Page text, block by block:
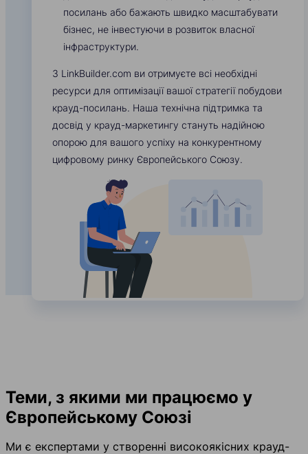
посилань або бажають швидко масштабувати
бізнес, не інвестуючи в розвиток власної
інфраструктури.
З LinkBuilder.com ви отримуєте всі необхідні
ресурси для оптимізації вашої стратегії побудови
крауд-посилань. Наша технічна підтримка та
досвід у крауд-маркетингу стануть надійною
опорою для вашого успіху на конкурентному
цифровому ринку Європейського Союзу.
Теми, з якими ми працюємо у
Європейському Союзі
Ми є експертами у створенні високоякісних крауд-